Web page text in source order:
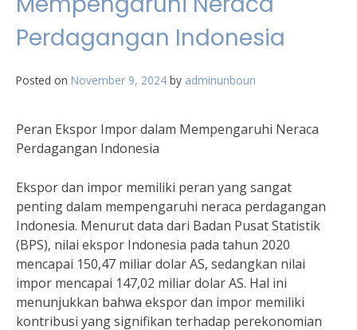
Perdagangan Indonesia
Posted on November 9, 2024 by adminunboun
Peran Ekspor Impor dalam Mempengaruhi Neraca
Perdagangan Indonesia
Ekspor dan impor memiliki peran yang sangat
penting dalam mempengaruhi neraca perdagangan
Indonesia. Menurut data dari Badan Pusat Statistik
(BPS), nilai ekspor Indonesia pada tahun 2020
mencapai 150,47 miliar dolar AS, sedangkan nilai
impor mencapai 147,02 miliar dolar AS. Hal ini
menunjukkan bahwa ekspor dan impor memiliki
kontribusi yang signifikan terhadap perekonomian